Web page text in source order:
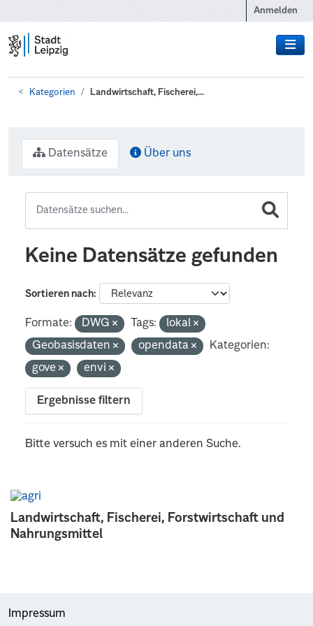
Anmelden
Kategorien Landwirtschaft, Fischerei,...
Landwirtschaft, Fischerei, Forstwirtschaft und
Nahrungsmittel
Datensätze Über uns
Keine Datensätze gefunden
Sortieren nach
Formate: DWG Tags:
lokal
Geobasisdaten
opendata
Kategorien:
gove
envi
Ergebnisse filtern
Bitte versuch es mit einer anderen Suche.
Impressum